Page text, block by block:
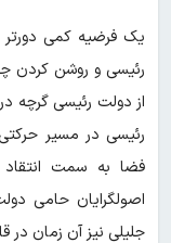
یک فرضیه کمی دورتر
رئیسی و روشن کردن
از دولت رئیسی گرچه
رئیسی در مسیر حرکتی
فضا به سمت
اصولگرایان حامی
جلیلی نیز آن زمان در